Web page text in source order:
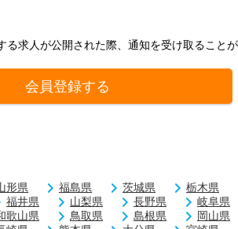
求人が公開された際、通知を受け取ることが
会員登録する
形県 福島県 茨城県 栃木県
福井県 山梨県 長野県 岐阜県
歌山県 鳥取県 島根県 岡山県